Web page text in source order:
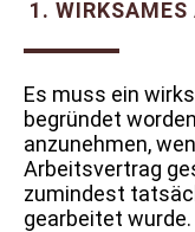
1.
Es muss ein
begründet
anzunehmen,
Arbeitsvertrag
zumindest
gearbeitet wurde.